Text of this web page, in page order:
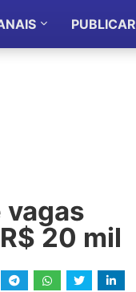
PUBLICAR
vagas
20 mil